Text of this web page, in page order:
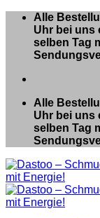
Zum
springen
Alle
Uhr bei uns
selben Tag
Alle
Uhr bei uns
selben Tag